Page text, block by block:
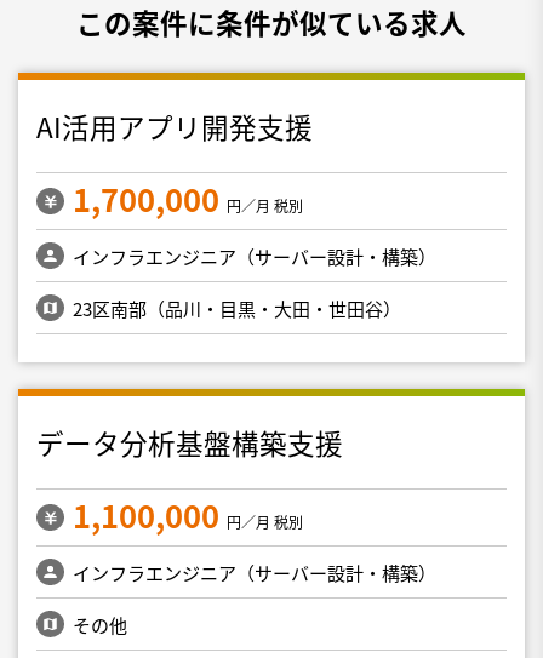
この案件に条件が似ている求人
AI活用アプリ開発支援
1,700,000 円／月 税別
インフラエンジニア（サーバー設計・構築）
23区南部（品川・目黒・大田・世田谷）
データ分析基盤構築支援
1,100,000 円／月 税別
インフラエンジニア（サーバー設計・構築）
その他